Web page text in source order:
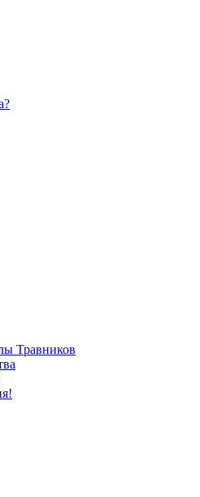
Травников